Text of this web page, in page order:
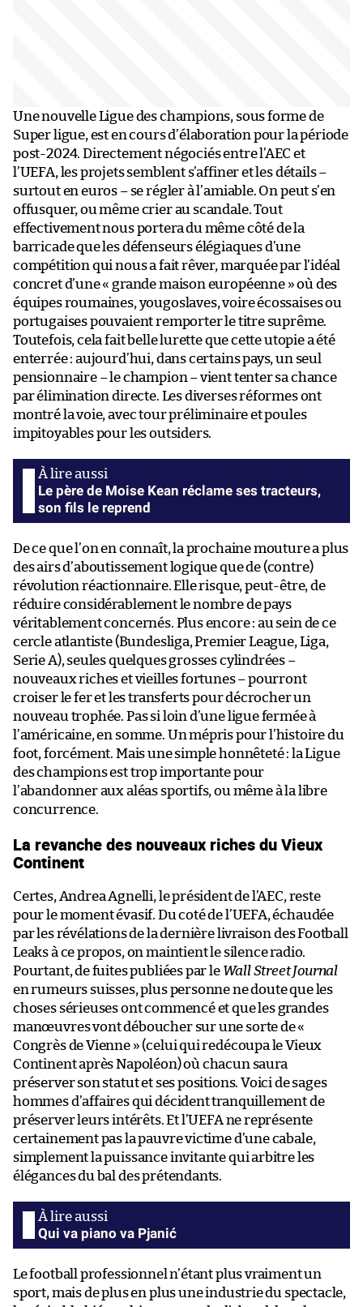
Une nouvelle Ligue des champions, sous forme de
Super ligue, est en cours d’élaboration pour la période
post-2024. Directement négociés entre l’AEC et
l’UEFA, les projets semblent s’affiner et les détails –
surtout en euros – se régler à l’amiable. On peut s’en
offusquer, ou même crier au scandale. Tout
effectivement nous portera du même côté de la
barricade que les défenseurs élégiaques d’une
compétition qui nous a fait rêver, marquée par l’idéal
concret d’une « grande maison européenne » où des
équipes roumaines, yougoslaves, voire écossaises ou
portugaises pouvaient remporter le titre suprême.
Toutefois, cela fait belle lurette que cette utopie a été
enterrée : aujourd’hui, dans certains pays, un seul
pensionnaire – le champion – vient tenter sa chance
par élimination directe. Les diverses réformes ont
montré la voie, avec tour préliminaire et poules
impitoyables pour les outsiders.
Le père de Moise Kean réclame ses tracteurs,
son fils le reprend
De ce que l’on en connaît, la prochaine mouture a plus
des airs d’aboutissement logique que de (contre)
révolution réactionnaire. Elle risque, peut-être, de
réduire considérablement le nombre de pays
véritablement concernés. Plus encore : au sein de ce
cercle atlantiste (Bundesliga, Premier League, Liga,
Serie A), seules quelques grosses cylindrées –
nouveaux riches et vieilles fortunes – pourront
croiser le fer et les transferts pour décrocher un
nouveau trophée. Pas si loin d’une ligue fermée à
l’américaine, en somme. Un mépris pour l’histoire du
foot, forcément. Mais une simple honnêteté : la Ligue
des champions est trop importante pour
l’abandonner aux aléas sportifs, ou même à la libre
concurrence.
La revanche des nouveaux riches du Vieux
Continent
Certes, Andrea Agnelli, le président de l’AEC, reste
pour le moment évasif. Du coté de l’UEFA, échaudée
par les révélations de la dernière livraison des Football
Leaks à ce propos, on maintient le silence radio.
Pourtant, de fuites publiées par le Wall Street Journal
en rumeurs suisses, plus personne ne doute que les
choses sérieuses ont commencé et que les grandes
manœuvres vont déboucher sur une sorte de «
Congrès de Vienne » (celui qui redécoupa le Vieux
Continent après Napoléon) où chacun saura
préserver son statut et ses positions. Voici de sages
hommes d’affaires qui décident tranquillement de
préserver leurs intérêts. Et l’UEFA ne représente
certainement pas la pauvre victime d’une cabale,
simplement la puissance invitante qui arbitre les
élégances du bal des prétendants.
Qui va piano va Pjanić
Le football professionnel n’étant plus vraiment un
sport, mais de plus en plus une industrie du spectacle,